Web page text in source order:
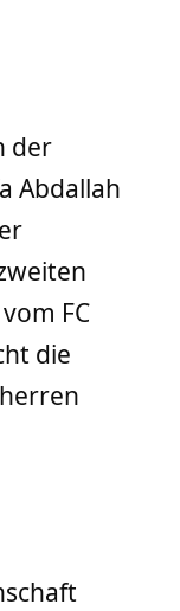
der
Abdallah
FC
die